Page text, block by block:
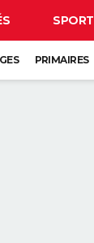
SPORT
PRIMAIRES